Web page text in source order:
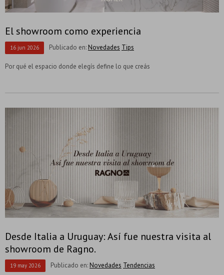
El showroom como experiencia
16 jun 2026 Publicado en: Novedades Tips
Por qué el espacio donde elegís define lo que creás
Desde Italia a Uruguay: Así fue nuestra visita al
showroom de Ragno.
19 may 2026 Publicado en: Novedades Tendencias